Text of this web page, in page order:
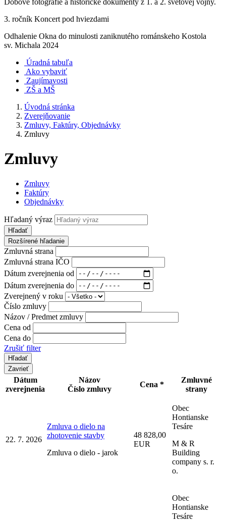
Dobové fotografie a historické dokumenty z 1. a 2. svetovej vojny.
3. ročník Koncert pod hviezdami
Odhalenie Okna do minulosti zaniknutého románskeho Kostola
sv. Michala 2024
Úradná tabuľa
Ako vybaviť
Zaujímavosti
ZŠ a MŠ
Úvodná stránka
Zverejňovanie
Zmluvy, Faktúry, Objednávky
Zmluvy
Zmluvy
Zmluvy
Faktúry
Objednávky
Hľadaný výraz
Hľadať
Rozšírené hľadanie
Zmluvná strana
Zmluvná strana IČO
Dátum zverejnenia od
Dátum zverejnenia do
Zverejnený v roku
Číslo zmluvy
Názov / Predmet zmluvy
Cena od
Cena do
Zrušiť filter
Zavrieť
Dátum
zverejnenia
Názov
Číslo zmluvy
Cena *
Zmluvné
strany
22. 7. 2026
Zmluva o dielo na
zhotovenie stavby
Zmluva o dielo - jarok
48 828,00
EUR
Obec
Hontianske
Tesáre
M & R
Building
company s. r.
o.
Obec
Hontianske
Tesáre